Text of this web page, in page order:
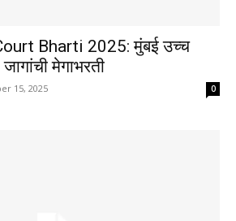
Bharti 2025: मुंबई उच्च
मेगाभरती
15, 2025 0